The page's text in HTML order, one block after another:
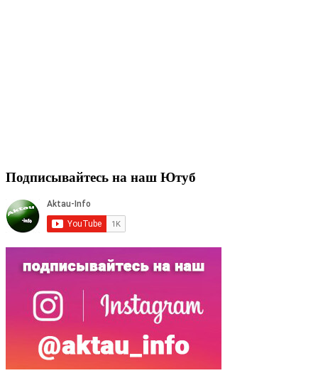
Подписывайтесь на наш Ютуб